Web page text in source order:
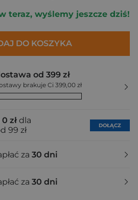
teraz, wyślemy jeszcze dziś!
DO KOSZYKA
od 399 zł
brakuje Ci 399,00 zł
zł dla
99 zł
DOŁĄCZ
za 30 dni
za 30 dni